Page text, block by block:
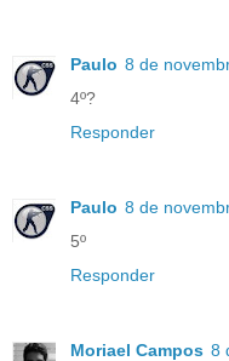
Paulo 8 de
4º?
Responder
Paulo 8 de
5º
Responder
Moriael Campos 8